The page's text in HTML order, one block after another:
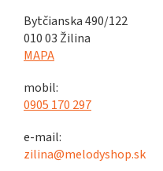
Bytčianska 490/122
010 03 Žilina
MAPA
mobil:
0905 170 297
e-mail:
zilina@melodyshop.sk